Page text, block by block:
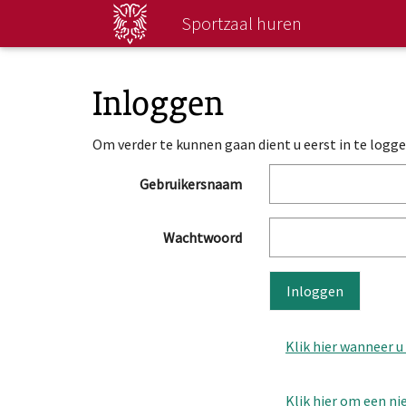
naar
Sportzaal huren
Inloggen
Om verder te kunnen gaan dient u eerst in te
Gebruikersnaam
Wachtwoord
Inloggen
Klik hier wanneer
Klik hier om een